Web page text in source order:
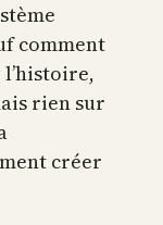
comment
l’histoire,
rien sur
créer